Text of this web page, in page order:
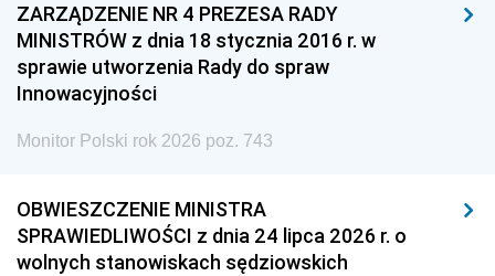
ZARZĄDZENIE NR 4 PREZESA RADY
MINISTRÓW z dnia 18 stycznia 2016 r. w
sprawie utworzenia Rady do spraw
Innowacyjności
Monitor Polski rok 2026 poz. 743
OBWIESZCZENIE MINISTRA
SPRAWIEDLIWOŚCI z dnia 24 lipca 2026 r. o
wolnych stanowiskach sędziowskich